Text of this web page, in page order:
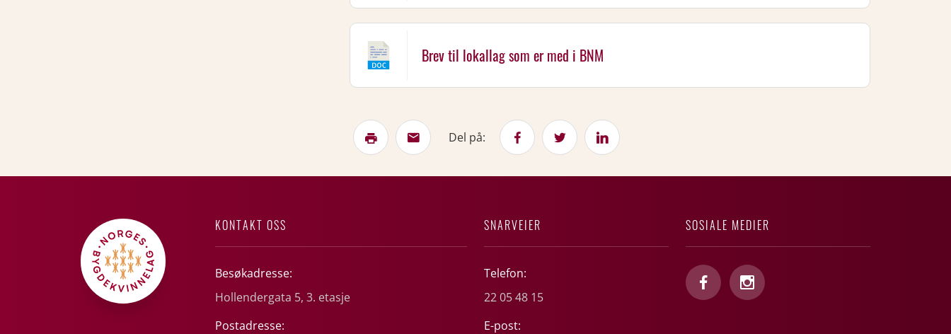
Brev til lokallag som er med i BNM
Del på:
KONTAKT OSS
Besøkadresse:
Hollendergata 5, 3. etasje
Postadresse:
SNARVEIER
Telefon:
22 05 48 15
E-post:
SOSIALE MEDIER